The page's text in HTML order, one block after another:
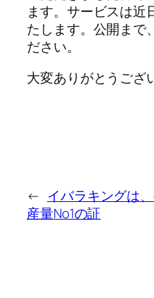
ます。サービスは近
たします。公開まで
ださい。
大変ありがとうござ
← イバラキングは
産量No1の証